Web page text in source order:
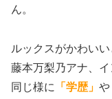
ん。
ルックスがかわい
藤本万梨乃アナ、
同じ様に
「学歴」 や